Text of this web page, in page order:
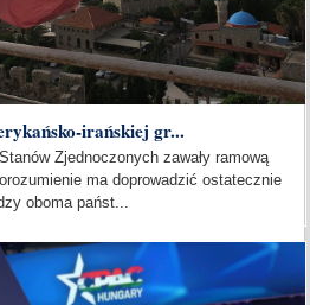
irańskiej gr...
Zjednoczonych zawały ramową
ma doprowadzić ostatecznie
oboma państ...